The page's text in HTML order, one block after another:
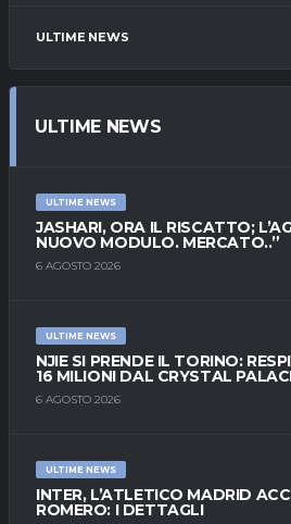
ULTIME NEWS
ULTIME NEWS
ULTIME NEWS
JASHARI, ORA IL RISCATTO;
NUOVO MODULO. MERCATO..”
6 AGOSTO 2026
ULTIME NEWS
NJIE SI PRENDE IL TORINO:
16 MILIONI DAL CRYSTAL
6 AGOSTO 2026
ULTIME NEWS
INTER, L’ATLETICO MADRID
ROMERO: I DETTAGLI